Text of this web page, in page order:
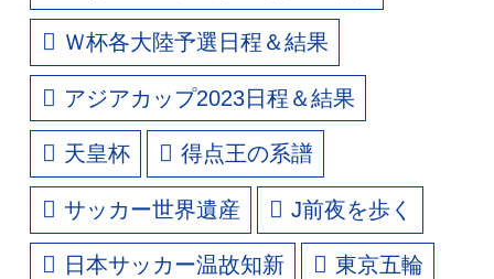
Ｗ杯各大陸予選日程＆結果
アジアカップ2023日程＆結果
天皇杯 得点王の系譜
サッカー世界遺産 J前夜を歩く
日本サッカー温故知新 東京五輪